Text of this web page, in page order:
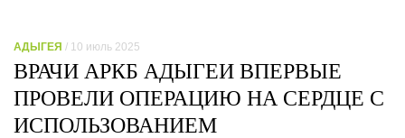
АДЫГЕЯ / 10 июль 2025
ВРАЧИ АРКБ АДЫГЕИ ВПЕРВЫЕ
ПРОВЕЛИ ОПЕРАЦИЮ НА СЕРДЦЕ С
ИСПОЛЬЗОВАНИЕМ